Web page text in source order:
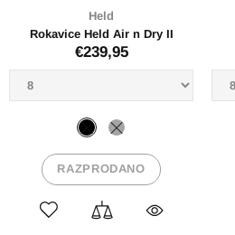
Held
Rokavice Held Air n Dry II
€239,95
RAZPRODANO